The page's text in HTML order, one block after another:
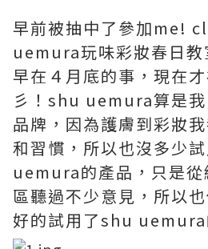
早前被抽中了參加me!
uemura玩味彩妝春日教
早在４月底的事，現在
彡！shu uemura算是我
品牌，因為護膚到彩妝
和習慣，所以也沒多少
uemura的產品，只是從
區聽過不少意見，所以
好的試用了shu uemura